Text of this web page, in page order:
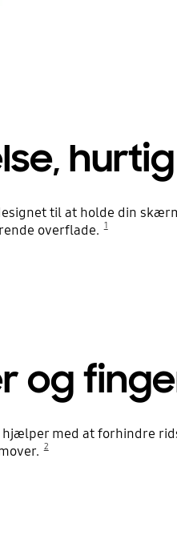
til at holde din
overflade. 1
og
med at forhindre
2